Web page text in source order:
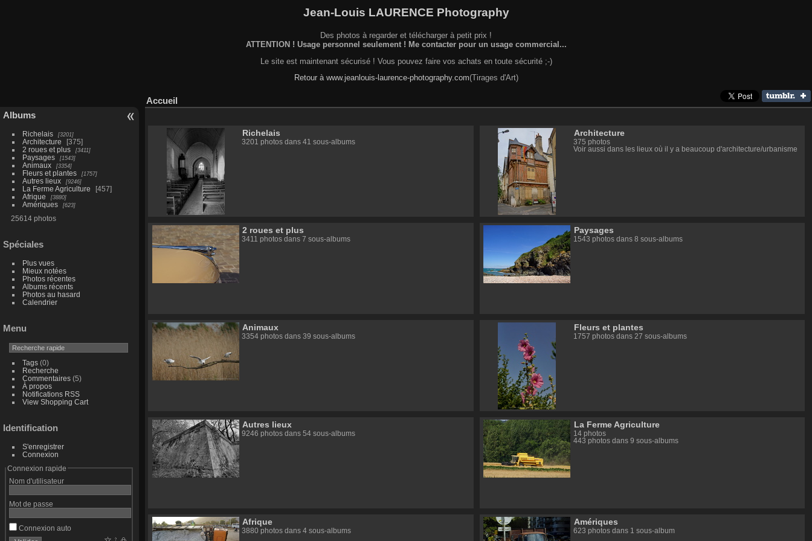
Jean-Louis LAURENCE Photography
Des photos à regarder et télécharger à petit prix !
ATTENTION ! Usage personnel seulement ! Me contacter pour un usage commercial...
Le site est maintenant sécurisé ! Vous pouvez faire vos achats en toute sécurité ;-)
Retour à www.jeanlouis-laurence-photography.com(Tirages d'Art)
Albums
Richelais 3201
Architecture
375
2 roues et plus
3411
Paysages 1543
Animaux 3354
Fleurs et plantes 1757
Autres lieux 9246
La Ferme Agriculture
457
Afrique
3880
Amériques 623
25614 photos
Spéciales
Plus vues
Mieux notées
Photos récentes
Albums récents
Photos au hasard
Calendrier
Menu
Tags(0)
Recherche
Commentaires(5)
À propos
Notifications RSS
View Shopping Cart
Identification
S'enregistrer
Connexion
Connexion rapide
Nom d'utilisateur
Mot de passe
Connexion auto
Accueil
Richelais
3201 photos dans 41 sous-albums
Architecture
375 photos
Voir aussi dans les lieux où il y a beaucoup d'architecture/urbanisme
2 roues et plus
3411 photos dans 7 sous-albums
Paysages
1543 photos dans 8 sous-albums
Animaux
3354 photos dans 39 sous-albums
Fleurs et plantes
1757 photos dans 27 sous-albums
Autres lieux
9246 photos dans 54 sous-albums
La Ferme Agriculture
14 photos
443 photos dans 9 sous-albums
Afrique
3880 photos dans 4 sous-albums
Amériques
623 photos dans 1 sous-album